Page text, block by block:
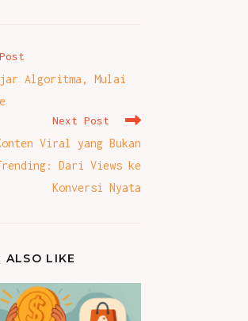
Algoritma, Mulai
Next Post
Viral yang Bukan
Dari Views ke
Konversi Nyata
ALSO LIKE